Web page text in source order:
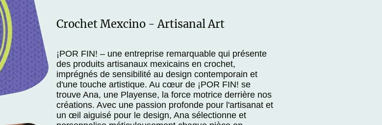
Crochet Mexcino - Artisanal Art
¡POR FIN! – une entreprise remarquable qui présente
des produits artisanaux mexicains en crochet,
imprégnés de sensibilité au design contemporain et
d'une touche artistique. Au cœur de ¡POR FIN! se
trouve Ana, une Playense, la force motrice derrière nos
créations. Avec une passion profonde pour l'artisanat et
un œil aiguisé pour le design, Ana sélectionne et